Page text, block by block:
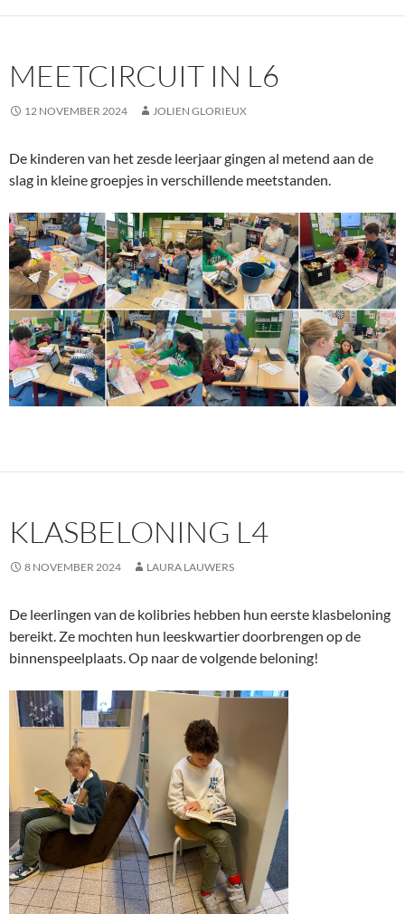
MEETCIRCUIT IN L6
12 NOVEMBER 2024 JOLIEN GLORIEUX
De kinderen van het zesde leerjaar gingen al metend aan de
slag in kleine groepjes in verschillende meetstanden.
KLASBELONING L4
8 NOVEMBER 2024 LAURA LAUWERS
De leerlingen van de kolibries hebben hun eerste klasbeloning
bereikt. Ze mochten hun leeskwartier doorbrengen op de
binnenspeelplaats. Op naar de volgende beloning!